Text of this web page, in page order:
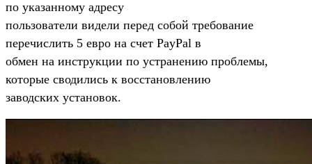
по указанному адресу
пользователи видели перед собой требование
перечислить 5 евро на счет PayPal в
обмен на инструкции по устранению проблемы,
которые сводились к восстановлению
заводских установок.